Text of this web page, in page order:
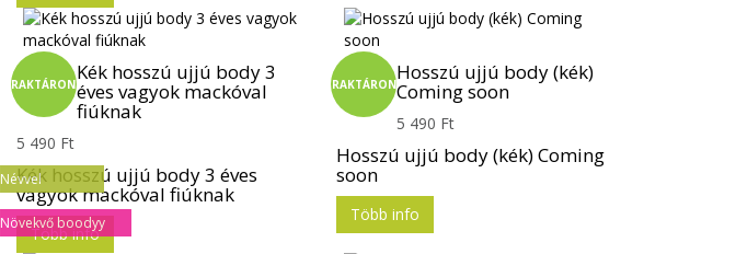
Névvel
Növekvő boodyy
RAKTÁRONKék hosszú ujjú body 3
éves vagyok mackóval
fiúknak
5 490 Ft
Kék hosszú ujjú body 3 éves
vagyok mackóval fiúknak
Több info
RAKTÁRONHosszú ujjú body (kék)
Coming soon
5 490 Ft
Hosszú ujjú body (kék) Coming
soon
Több info